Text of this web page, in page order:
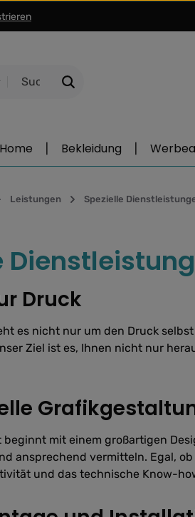
springen
Home Bekleidung
Leistungen Spezielle
Druck
es nicht nur um den Druck
Ziel ist es, Ihnen nicht nur
mit einem großartigen
ansprechend vermitteln. Egal,
und das technische Know-